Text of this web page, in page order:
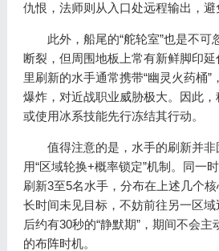
仇恨，法师则从入口处远程输出，避
此外，船尾的“舵轮室”也是不可
断裂，但周围地板上常有新鲜脚印
里刷新的水手通常携带“幽灵火药桶”
爆炸，对近战职业威胁极大。因此，
或使用冰系技能先行冻结其行动。
值得注意的是，水手的刷新并非
用“区域轮换+概率锁定”机制。同一
刷新3至5名水手，分布在上述几个
长时间未见目标，不妨前往另一区
后约有30秒的“静默期”，期间不会
的布阵时机。